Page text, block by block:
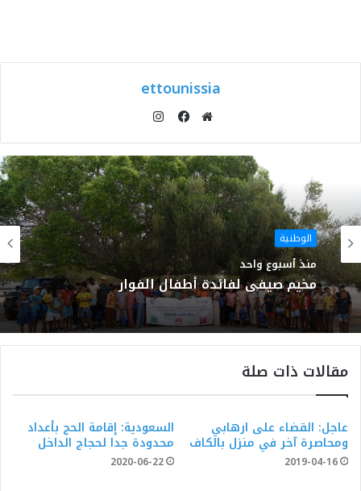
ettounissia
الويب
الوطنية
منذ أسبوع واحد
مخيم صيفي لفائدة أطفال الفوار
مقالات ذات صلة
عاجل: القضاء على ارهابي
ومحاصرة آخر في منزل بالكاف
2019-04-16
السعودية: إقامة الحج بأعداد
محدودة جدا لحجاج الداخل
2020-06-22